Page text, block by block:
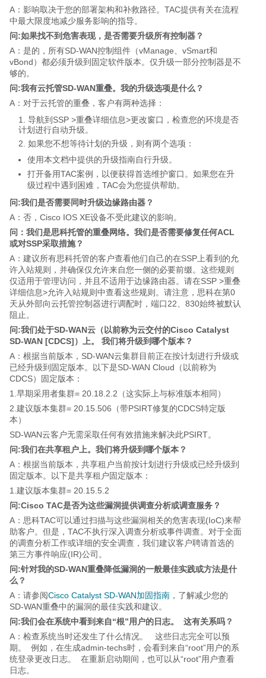
A：影响取决于您的部署架构和补救路径。TAC提供有关在流程
中最大限度地减少服务影响的指导。
问:如果找不到危害表现，是否需要升级所有控制器？
A：是的，所有SD-WAN控制组件（vManage、vSmart和
vBond）都必须升级到固定软件版本。仅升级一部分控制器是不
够的。
问:我有云托管SD-WAN重叠。我的升级选项是什么？
A：对于云托管的重叠，客户有两种选择：
导航到SSP >重叠详细信息>更改窗口，检查您的环境是否
计划进行自动升级。
如果您不想等待计划的升级，则有两个选项：
使用本文档中提供的升级指南自行升级。
打开备用TAC案例，以便获得首选维护窗口。如果您在升
级过程中遇到困难，TAC会为您提供帮助。
问:我们是否需要同时升级边缘路由器？
A：否，Cisco IOS XE设备不受此建议的影响。
问：我们是思科托管的重叠网络。我们是否需要修复任何ACL
或对SSP采取措施？
A：建议所有思科托管的客户查看他们自己的在SSP上看到的允
许入站规则，并确保仅允许来自您一侧的必要前缀。这些规则
仅适用于管理访问，并且不适用于边缘路由器。请在SSP >重叠
详细信息>允许入站规则中查看这些规则。请注意，思科在第0
天从外部向云托管控制器进行调配时，端口22、830始终被默认
阻止。
问:我们处于SD-WAN云（以前称为云交付的Cisco Catalyst
SD-WAN [CDCS]）上。
我们将升级到哪个版本？
A：根据当前版本，SD-WAN云集群目前正在按计划进行升级或
已经升级到固定版本。以下是SD-WAN Cloud（以前称为
CDCS）固定版本：
1.早期采用者集群= 20.18.2.2（这实际上与标准版本相同）
2.建议版本集群= 20.15.506 （带PSIRT修复的CDCS特定版
本）
SD-WAN云客户无需采取任何有效措施来解决此PSIRT。
问:我们在共享租户上。 我们将升级到哪个版本？
A：根据当前版本，共享租户当前按计划进行升级或已经升级到
固定版本。以下是共享租户固定版本：
1.建议版本集群= 20.15.5.2
问:Cisco TAC是否为这些漏洞提供调查分析或调查服务？
A： 思科TAC可以通过扫描与这些漏洞相关的危害表现(IoC)来帮
助客户。但是，TAC不执行深入调查分析或事件调查。对于全面
的调查分析工作或详细的安全调查，我们建议客户聘请首选的
第三方事件响应(IR)公司。
问:针对我的SD-WAN重叠降低漏洞的一般最佳实践或方法是什
么？
A：请参阅Cisco Catalyst SD-WAN加固指南 ，了解减少您的
SD-WAN重叠中的漏洞的最佳实践和建议。
问:我们会在系统中看到来自“根”用户的日志。 这有关系吗？
A：检查系统当时还发生了什么情况。 这些日志完全可以预
期。 例如，在生成admin-techs时，会看到来自“root”用户的系
统登录更改日志。 在重新启动期间，也可以从“root”用户查看
日志。